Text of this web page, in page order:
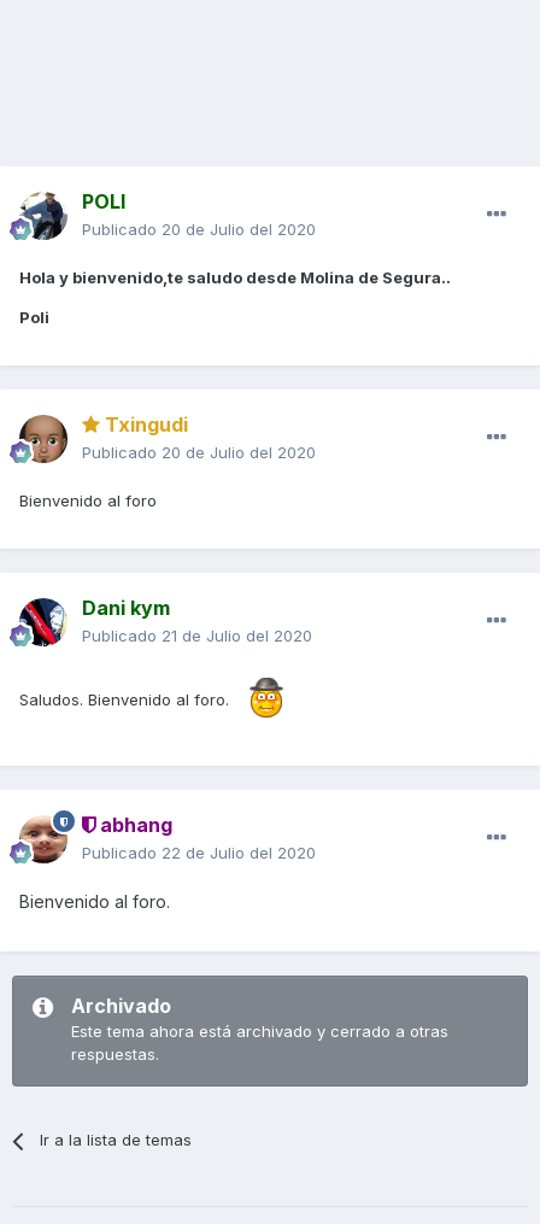
POLI
Publicado 20 de Julio del 2020
Hola y bienvenido,te saludo desde Molina de Segura..
Poli
Txingudi
Publicado 20 de Julio del 2020
Bienvenido al foro
Dani kym
Publicado 21 de Julio del 2020
Saludos. Bienvenido al foro.
abhang
Publicado 22 de Julio del 2020
Bienvenido al foro.
Archivado
Este tema ahora está archivado y cerrado a otras
respuestas.
Ir a la lista de temas